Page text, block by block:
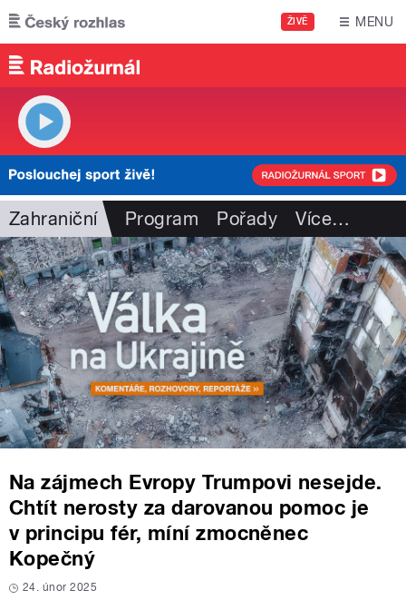
Přejít k hlavnímu obsahu
ŽIVĚ MENU
Zahraniční Program Pořady Více…
Na zájmech Evropy Trumpovi nesejde.
Chtít nerosty za darovanou pomoc je
v principu fér, míní zmocněnec
Kopečný
24. únor 2025